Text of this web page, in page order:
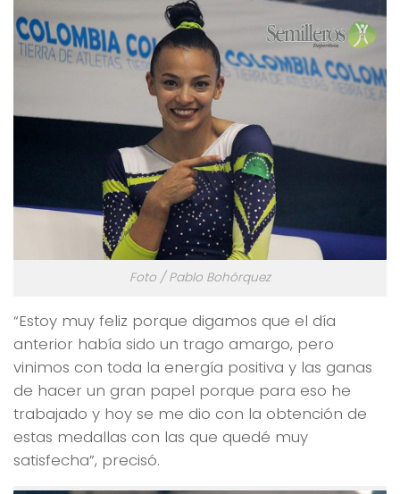
Foto / Pablo Bohórquez
“Estoy muy feliz porque digamos que el día
anterior había sido un trago amargo, pero
vinimos con toda la energía positiva y las ganas
de hacer un gran papel porque para eso he
trabajado y hoy se me dio con la obtención de
estas medallas con las que quedé muy
satisfecha”, precisó.